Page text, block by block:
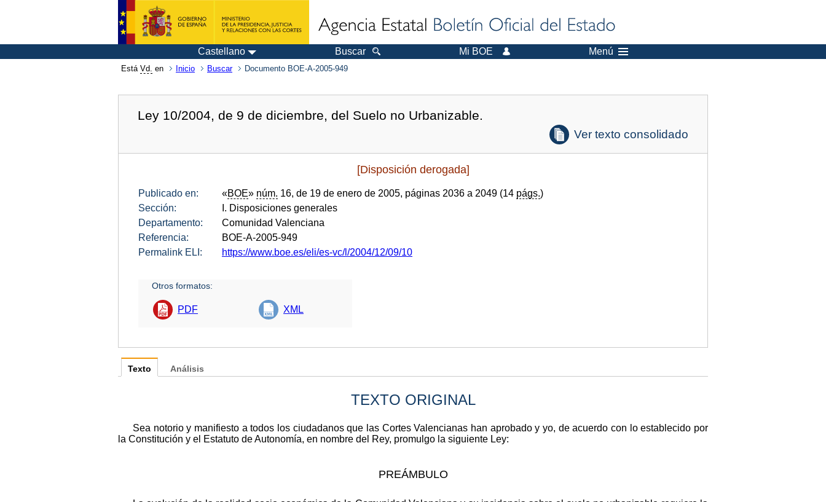
Castellano Buscar Mi BOE Menú
Está Vd. en Inicio Buscar Documento BOE-A-2005-949
Ley 10/2004, de 9 de diciembre, del Suelo no Urbanizable.
Ver texto consolidado
[Disposición derogada]
Publicado en: «BOE» núm. 16, de 19 de enero de 2005, páginas 2036 a 2049 (14 págs.)
Sección:
I. Disposiciones generales
Departamento:
Comunidad Valenciana
Referencia:
BOE-A-2005-949
Permalink ELI:
https://www.boe.es/eli/es-vc/l/2004/12/09/10
Otros formatos:
PDF XML
Texto
TEXTO ORIGINAL
Sea notorio y manifiesto a todos los ciudadanos que las Cortes Valencianas han aprobado y yo, de acuerdo con lo establecido por
la Constitución y el Estatuto de Autonomía, en nombre del Rey, promulgo la siguiente Ley:
PREÁMBULO
Análisis